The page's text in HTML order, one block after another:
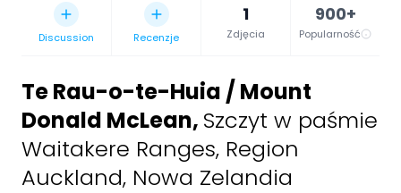
Discussion Recenzje
1
Zdjęcia
900+
Popularność
Te Rau-o-te-Huia / Mount
Donald McLean, Szczyt w paśmie
Waitakere Ranges, Region
Auckland, Nowa Zelandia